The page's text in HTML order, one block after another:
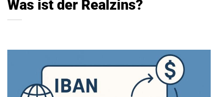
Was ist der Realzins?